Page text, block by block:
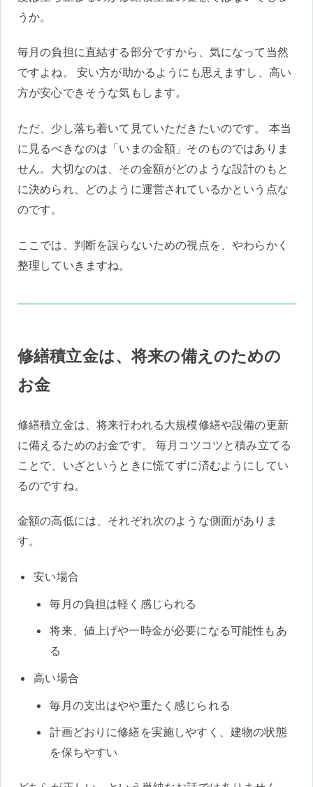
うか。
毎月の負担に直結する部分ですから、気になって当然
ですよね。 安い方が助かるようにも思えますし、高い
方が安心できそうな気もします。
ただ、少し落ち着いて見ていただきたいのです。 本当
に見るべきなのは「いまの金額」そのものではありま
せん。大切なのは、その金額がどのような設計のもと
に決められ、どのように運営されているかという点な
のです。
ここでは、判断を誤らないための視点を、やわらかく
整理していきますね。
修繕積立金は、将来の備えのための
お金
修繕積立金は、将来行われる大規模修繕や設備の更新
に備えるためのお金です。 毎月コツコツと積み立てる
ことで、いざというときに慌てずに済むようにしてい
るのですね。
金額の高低には、それぞれ次のような側面がありま
す。
安い場合
毎月の負担は軽く感じられる
将来、値上げや一時金が必要になる可能性もあ
る
高い場合
毎月の支出はやや重たく感じられる
計画どおりに修繕を実施しやすく、建物の状態
を保ちやすい